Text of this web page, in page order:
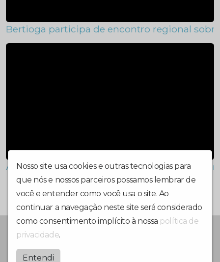
Bertioga participa de encontro regional
Ação eficiente da GCM de Bertioga prende
Nosso site usa cookies e outras tecnologias para
que nós e nossos parceiros possamos lembrar de
você e entender como você usa o site. Ao
continuar a navegação neste site será considerado
como consentimento implícito à nossa política de
privacidade.
Entendi
PORTAL DE NOTICIAS, JORNAL, RÁDIO E TV